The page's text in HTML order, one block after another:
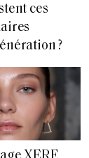
ces
?